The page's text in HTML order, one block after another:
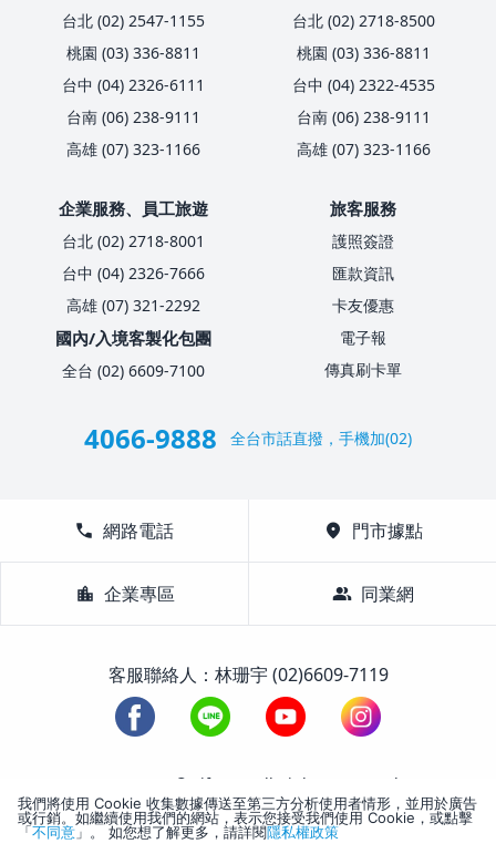
台北 (02) 2547-1155
桃園 (03) 336-8811
台中 (04) 2326-6111
台南 (06) 238-9111
高雄 (07) 323-1166
台北 (02) 2718-8500
桃園 (03) 336-8811
台中 (04) 2322-4535
台南 (06) 238-9111
高雄 (07) 323-1166
企業服務、員工旅遊
台北 (02) 2718-8001
台中 (04) 2326-7666
高雄 (07) 321-2292
國內/入境客製化包團
全台 (02) 6609-7100
旅客服務
護照簽證
匯款資訊
卡友優惠
電子報
傳真刷卡單
4066-9888 全台市話直撥，手機加(02)
call 網路電話 location_on 門市據點
location_city 企業專區 group 同業網
客服聯絡人：林珊宇 (02)6609-7119
1988-2026 © Lifetour All Rights Reserved.
我們將使用 Cookie 收集數據傳送至第三方分析使用者情形，並用於廣告
或行銷。如繼續使用我們的網站，表示您接受我們使用 Cookie，或點擊
「不同意 」。 如您想了解更多，請詳閱隱私權政策